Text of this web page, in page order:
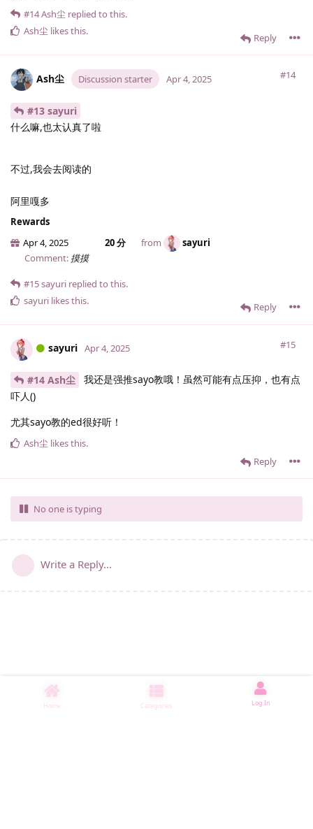
Reply
#14Ash尘 replied to this.
Ash尘 likes this.
Ash尘 Discussion starter #14
Apr 4, 2025
#13 sayuri
什么嘛,也太认真了啦
不过,我会去阅读的
阿里嘎多
Rewards
Apr 4, 2025
20 分 from
sayuri
Comment: 摸摸
Reply
#15sayuri replied to this.
sayuri likes this.
sayuri #15
Apr 4, 2025
#14 Ash尘
我还是强推sayo教哦！虽然可能有点压抑，也有点
吓人()
尤其sayo教的ed很好听！
Reply
Ash尘 likes this.
No one is typing
Write a Reply...
Home Categories Log In